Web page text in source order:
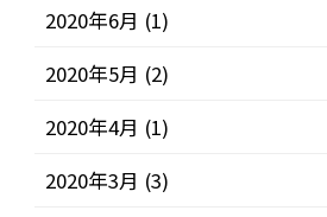
2020年6月 (1)
2020年5月 (2)
2020年4月 (1)
2020年3月 (3)